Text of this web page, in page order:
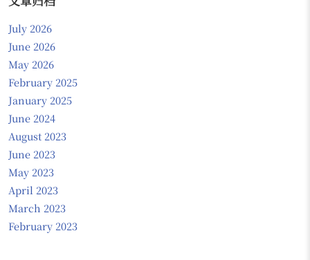
July 2026
June 2026
May 2026
February 2025
January 2025
June 2024
August 2023
June 2023
May 2023
April 2023
March 2023
February 2023